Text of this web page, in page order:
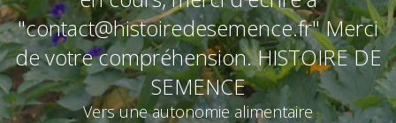
"contact@histoiredesemence.fr" Merci
de votre compréhension. HISTOIRE DE
SEMENCE
Vers une autonomie alimentaire